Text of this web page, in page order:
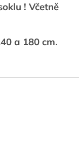
! Včetně
a 180 cm.